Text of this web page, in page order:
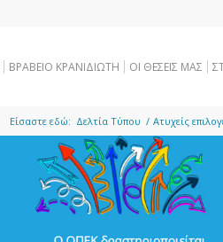
ΒΡΑΒΕΙΟ ΚΡΑΝΙΔΙΩΤΗ OI ΘΕΣΕΙΣ ΜΑΣ
Είσαστε εδώ: Δελτία Τύπου / Ατυχείς